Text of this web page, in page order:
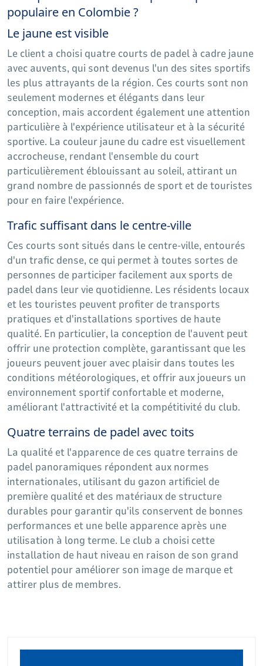
populaire en Colombie ?
Le jaune est visible
Le client a choisi quatre courts de padel à cadre jaune
avec auvents, qui sont devenus l'un des sites sportifs
les plus attrayants de la région. Ces courts sont non
seulement modernes et élégants dans leur
conception, mais accordent également une attention
particulière à l'expérience utilisateur et à la sécurité
sportive. La couleur jaune du cadre est visuellement
accrocheuse, rendant l'ensemble du court
particulièrement éblouissant au soleil, attirant un
grand nombre de passionnés de sport et de touristes
pour en faire l'expérience.
Trafic suffisant dans le centre-ville
Ces courts sont situés dans le centre-ville, entourés
d'un trafic dense, ce qui permet à toutes sortes de
personnes de participer facilement aux sports de
padel dans leur vie quotidienne. Les résidents locaux
et les touristes peuvent profiter de transports
pratiques et d'installations sportives de haute
qualité. En particulier, la conception de l'auvent peut
offrir une protection complète, garantissant que les
joueurs peuvent jouer avec plaisir dans toutes les
conditions météorologiques, et offrir aux joueurs un
environnement sportif confortable et moderne,
améliorant l'attractivité et la compétitivité du club.
Quatre terrains de padel avec toits
La qualité et l'apparence de ces quatre terrains de
padel panoramiques répondent aux normes
internationales, utilisant du gazon artificiel de
première qualité et des matériaux de structure
durables pour garantir qu'ils conservent de bonnes
performances et une belle apparence après une
utilisation à long terme. Le club a choisi cette
installation de haut niveau en raison de son grand
potentiel pour améliorer son image de marque et
attirer plus de membres.